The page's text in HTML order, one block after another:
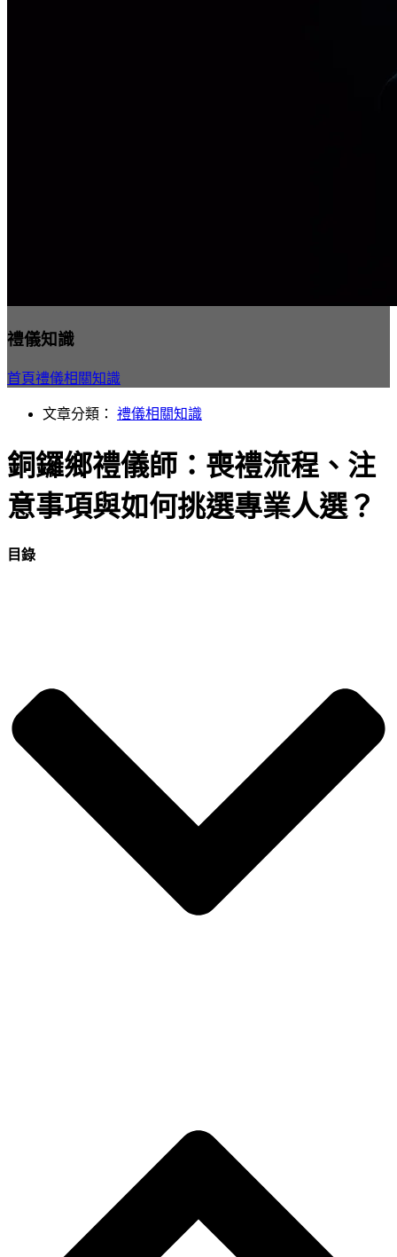
禮儀知識
首頁禮儀相關知識
文章分類： 禮儀相關知識
銅鑼鄉禮儀師：喪禮流程、注
意事項與如何挑選專業人選？
目錄